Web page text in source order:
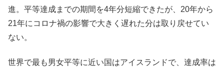
進。平等達成までの期間を4年分短縮できたが、20年から
21年にコロナ禍の影響で大きく遅れた分は取り戻せてい
ない。
世界で最も男女平等に近い国はアイスランドで、達成率は